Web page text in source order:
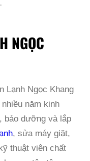
NGỌC
Lạnh Ngọc Khang
năm kinh
bảo dưỡng và lắp
, sửa máy giặt,
thuật viên chất